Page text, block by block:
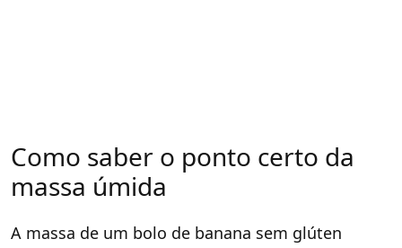
Como saber o ponto certo da
massa úmida
A massa de um bolo de banana sem glúten